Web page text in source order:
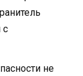
с
не